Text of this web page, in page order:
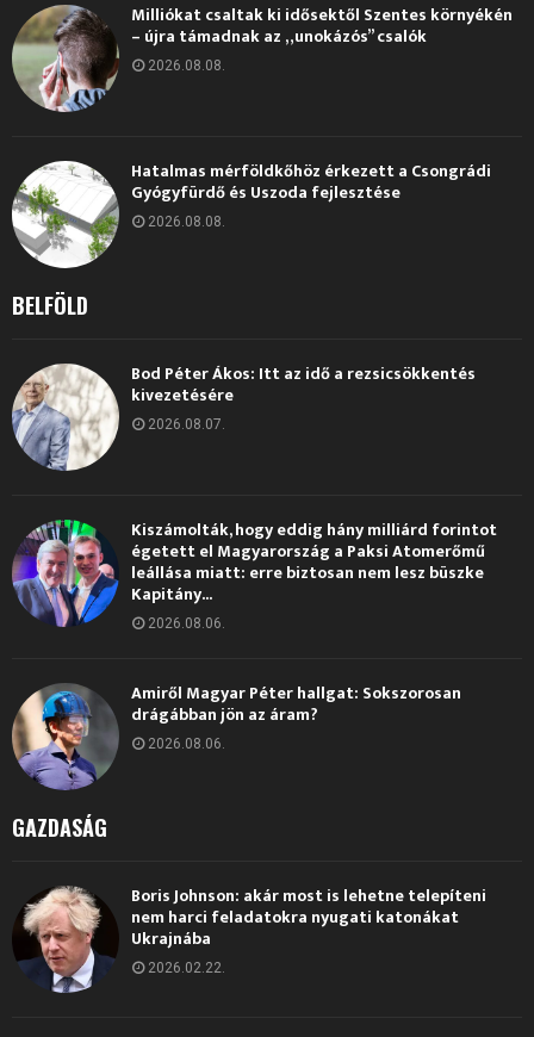
Milliókat csaltak ki idősektől Szentes környékén
– újra támadnak az „unokázós” csalók
2026.08.08.
Hatalmas mérföldkőhöz érkezett a Csongrádi
Gyógyfürdő és Uszoda fejlesztése
2026.08.08.
BELFÖLD
Bod Péter Ákos: Itt az idő a rezsicsökkentés
kivezetésére
2026.08.07.
Kiszámolták, hogy eddig hány milliárd forintot
égetett el Magyarország a Paksi Atomerőmű
leállása miatt: erre biztosan nem lesz büszke
Kapitány...
2026.08.06.
Amiről Magyar Péter hallgat: Sokszorosan
drágábban jön az áram?
2026.08.06.
GAZDASÁG
Boris Johnson: akár most is lehetne telepíteni
nem harci feladatokra nyugati katonákat
Ukrajnába
2026.02.22.